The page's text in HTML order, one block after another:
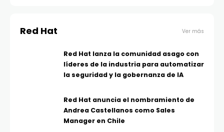
Red Hat Ver más
Red Hat lanza la comunidad asago con
líderes de la industria para automatizar
la seguridad y la gobernanza de IA
Red Hat anuncia el nombramiento de
Andrea Castellanos como Sales
Manager en Chile